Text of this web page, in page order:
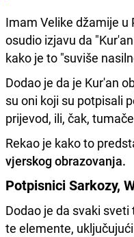
Imam Velike džamije u
osudio izjavu da
kako je to "suviše
Dodao je da je Kur'an
su oni koji su potpisali
prijevod, ili, čak,
Rekao je kako to
vjerskog obrazovanja.
Potpisnici Sarkozy,
Dodao je da svaki
te elemente,